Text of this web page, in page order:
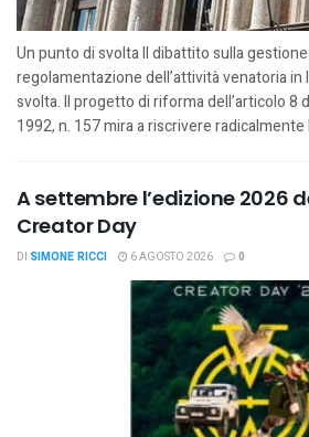
Un punto di svolta Il dibattito sulla
regolamentazione dell’attività venatoria in
svolta. Il progetto di riforma dell’articolo 8
1992, n. 157 mira a riscrivere
A settembre l’edizione 2026
Creator Day
DI SIMONE RICCI 6 AGOSTO 2026 0